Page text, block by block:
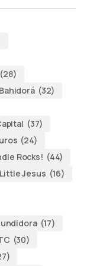
(28)
Bahidorá (32)
(37)
(24)
Rocks! (44)
Little Jesus (16)
(17)
(30)